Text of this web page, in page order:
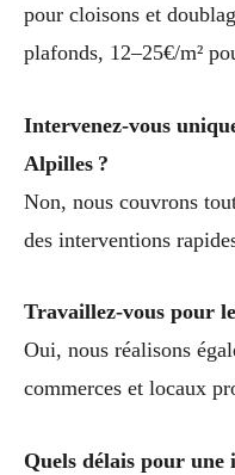
pour cloisons et
plafonds, 12–25€/m²
Intervenez-vous
Alpilles ?
Non, nous couvrons
des interventions
Travaillez-vous pour
Oui, nous réalisons
commerces et locaux
Quels délais pour une